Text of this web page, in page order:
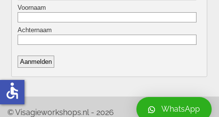
© Visagieworkshops.nl - 2026 WhatsApp
accessible